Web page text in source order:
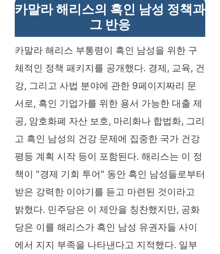
카말라 해리스의 흑인 남성 정책과
그 반응
카말라 해리스 부통령이 흑인 남성을 위한 구
체적인 정책 패키지를 공개했다. 경제, 교육, 건
강, 그리고 사법 분야에 관한 9페이지짜리 문
서로, 흑인 기업가를 위한 용서 가능한 대출 제
공, 암호화폐 자산 보호, 마리화나 합법화, 그리
고 흑인 남성의 건강 문제에 집중한 국가 건강
평등 계획 시작 등이 포함된다. 해리스는 이 정
책이 "경제 기회 투어" 동안 흑인 남성들로부터
받은 강력한 이야기를 듣고 마련된 것이라고
밝혔다. 민주당은 이 제안을 칭찬했지만, 공화
당은 이를 해리스가 흑인 남성 유권자들 사이
에서 지지 부족을 나타낸다고 지적했다. 일부